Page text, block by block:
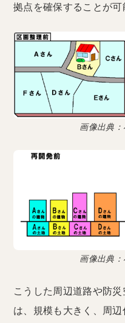
拠点を確保することが可
画像出典：
画像出典：
こうした周辺道路や防
は、規模も大きく、周